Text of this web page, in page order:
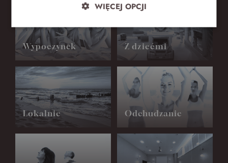
Wypoczynek Z dziećmi
Lokalnie Odchudzanie
WIĘCEJ OPCJI